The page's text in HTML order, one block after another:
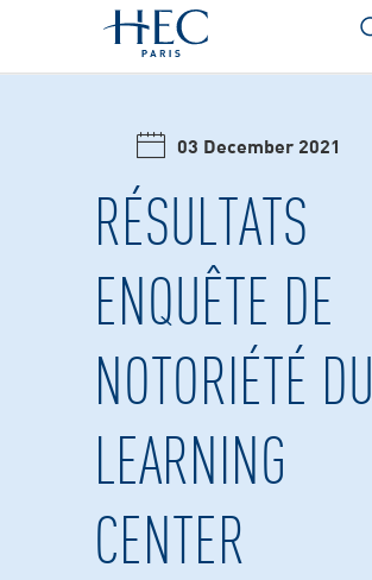
03 December 2021
RÉSULTATS
ENQUÊTE DE
NOTORIÉTÉ DU
LEARNING
CENTER